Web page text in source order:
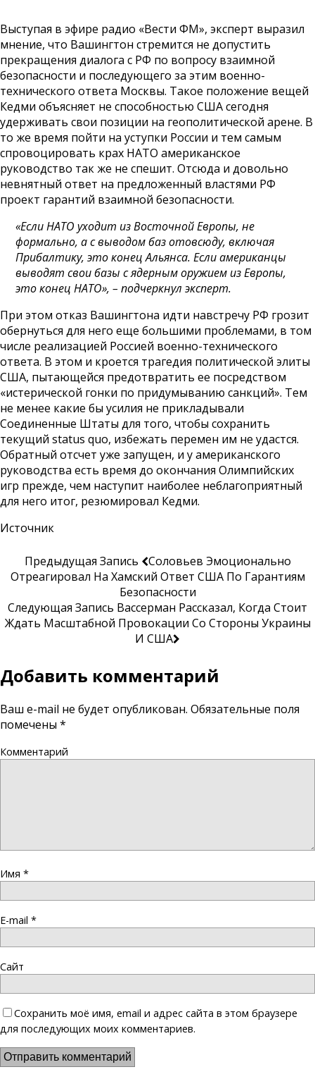
Выступая в эфире радио «Вести ФМ», эксперт выразил
мнение, что Вашингтон стремится не допустить
прекращения диалога с РФ по вопросу взаимной
безопасности и последующего за этим военно-
технического ответа Москвы. Такое положение вещей
Кедми объясняет не способностью США сегодня
удерживать свои позиции на геополитической арене. В
то же время пойти на уступки России и тем самым
спровоцировать крах НАТО американское
руководство так же не спешит. Отсюда и довольно
невнятный ответ на предложенный властями РФ
проект гарантий взаимной безопасности.
«Если НАТО уходит из Восточной Европы, не
формально, а с выводом баз отовсюду, включая
Прибалтику, это конец Альянса. Если американцы
выводят свои базы с ядерным оружием из Европы,
это конец НАТО», – подчеркнул эксперт.
При этом отказ Вашингтона идти навстречу РФ грозит
обернуться для него еще большими проблемами, в том
числе реализацией Россией военно-технического
ответа. В этом и кроется трагедия политической элиты
США, пытающейся предотвратить ее посредством
«истерической гонки по придумыванию санкций». Тем
не менее какие бы усилия не прикладывали
Соединенные Штаты для того, чтобы сохранить
текущий status quo, избежать перемен им не удастся.
Обратный отсчет уже запущен, и у американского
руководства есть время до окончания Олимпийских
игр прежде, чем наступит наиболее неблагоприятный
для него итог, резюмировал Кедми.
Источник
Предыдущая Запись
Соловьев Эмоционально
Отреагировал На Хамский Ответ США По Гарантиям
Безопасности
Следующая Запись Вассерман Рассказал, Когда Стоит
Ждать Масштабной Провокации Со Стороны Украины
И США
Добавить комментарий
Ваш e-mail не будет опубликован. Обязательные поля
помечены *
Комментарий
Имя *
E-mail *
Сайт
Сохранить моё имя, email и адрес сайта в этом браузере
для последующих моих комментариев.